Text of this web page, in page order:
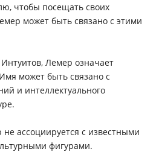
чтобы посещать своих
может быть связано с этими
Лемер означает
может быть связано с
и интеллектуального
ассоциируется с известными
фигурами.